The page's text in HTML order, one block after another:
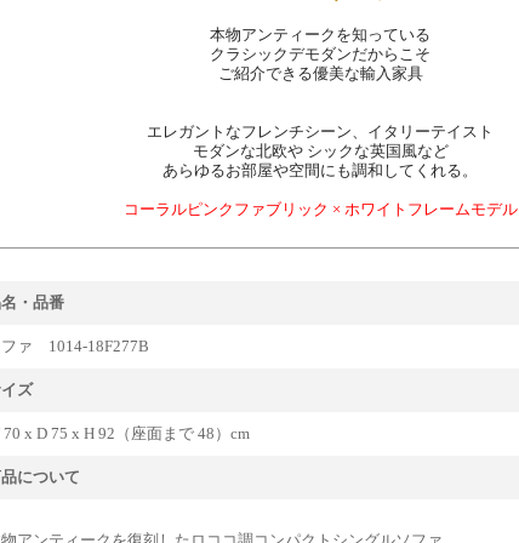
本物アンティークを知っている
クラシックデモダンだからこそ
ご紹介できる優美な輸入家具
エレガントなフレンチシーン、イタリーテイスト
モダンな北欧や シックな英国風など
あらゆるお部屋や空間にも調和してくれる。
コーラルピンクファブリック × ホワイトフレームモデル
・品番
ァ 1014-18F277B
ズ
70 x D 75 x H 92（座面まで 48）cm
について